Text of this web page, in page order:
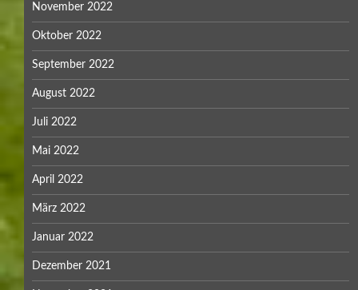
November 2022
Oktober 2022
September 2022
August 2022
Juli 2022
Mai 2022
April 2022
März 2022
Januar 2022
Dezember 2021